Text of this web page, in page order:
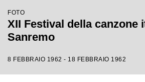
FOTO
XII Festival della canzone
Sanremo
8 FEBBRAIO 1962 - 18 FEBBRAIO 1962